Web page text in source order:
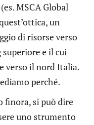
MSCA Global
un
di risorse verso
e il cui
verso il nord Italia.
perché.
finora, si può dire
uno strumento